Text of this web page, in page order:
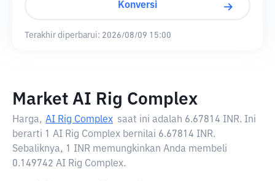
Konversi
Terakhir diperbarui: 2026/08/09 15:00
Market AI Rig Complex
Harga, AI Rig Complex saat ini adalah 6.67814 INR. Ini
berarti 1 AI Rig Complex bernilai 6.67814 INR.
Sebaliknya, 1 INR memungkinkan Anda membeli
0.149742 AI Rig Complex.